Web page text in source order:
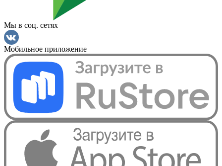
Мы в соц. сетях
Мобильное приложение